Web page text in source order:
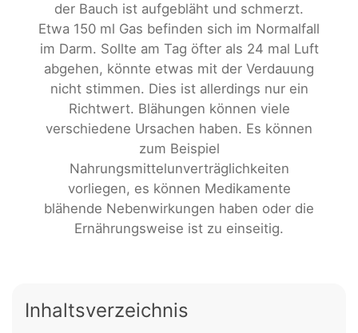
der Bauch ist aufgebläht und schmerzt.
Etwa 150 ml Gas befinden sich im Normalfall
im Darm. Sollte am Tag öfter als 24 mal Luft
abgehen, könnte etwas mit der Verdauung
nicht stimmen. Dies ist allerdings nur ein
Richtwert. Blähungen können viele
verschiedene Ursachen haben. Es können
zum Beispiel
Nahrungsmittelunverträglichkeiten
vorliegen, es können Medikamente
blähende Nebenwirkungen haben oder die
Ernährungsweise ist zu einseitig.
Inhaltsverzeichnis